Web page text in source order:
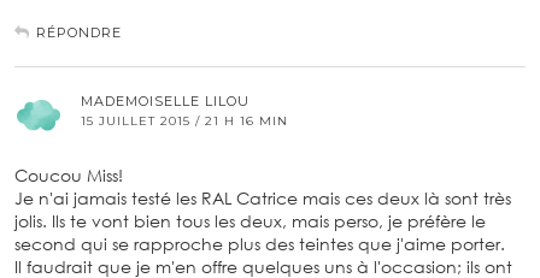
RÉPONDRE
MADEMOISELLE LILOU
15 JUILLET 2015 / 21 H 16 MIN
Coucou Miss!
Je n'ai jamais testé les RAL Catrice mais ces deux là sont très
jolis. Ils te vont bien tous les deux, mais perso, je préfère le
second qui se rapproche plus des teintes que j'aime porter.
Il faudrait que je m'en offre quelques uns à l'occasion; ils ont